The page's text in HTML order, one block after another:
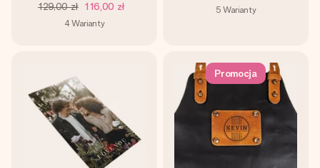
129,00 zł 116,00 zł
4Warianty
5 Warianty
Promocja